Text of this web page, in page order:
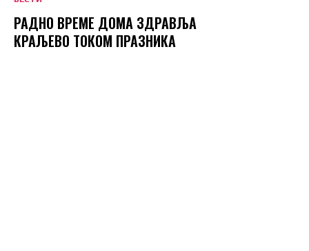
РАДНО ВРЕМЕ ДОМА ЗДРАВЉА
КРАЉЕВО ТОКОМ ПРАЗНИКА